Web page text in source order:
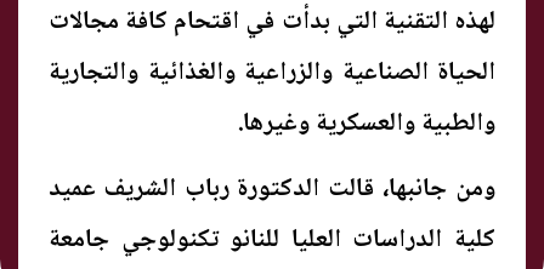
لهذه التقنية التي بدأت في اقتحام كافة مجالات
الحياة الصناعية والزراعية والغذائية والتجارية
والطبية والعسكرية وغيرها.
ومن جانبها، قالت الدكتورة رباب الشريف عميد
كلية الدراسات العليا للنانو تكنولوجي جامعة